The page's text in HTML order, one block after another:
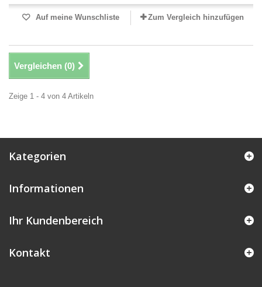
Auf meine Wunschliste Zum Vergleich hinzufügen
Vergleichen (0)
Zeige 1 - 4 von 4 Artikeln
Kategorien
Informationen
Ihr Kundenbereich
Kontakt